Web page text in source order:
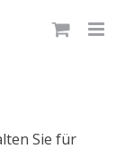
Sie für